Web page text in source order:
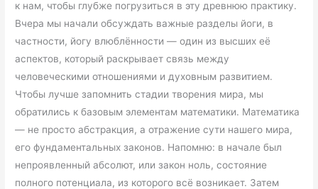
к нам, чтобы глубже погрузиться в эту древнюю практику.
Вчера мы начали обсуждать важные разделы йоги, в
частности, йогу влюблённости — один из высших её
аспектов, который раскрывает связь между
человеческими отношениями и духовным развитием.
Чтобы лучше запомнить стадии творения мира, мы
обратились к базовым элементам математики. Математика
— не просто абстракция, а отражение сути нашего мира,
его фундаментальных законов. Напомню: в начале был
непроявленный абсолют, или закон ноль, состояние
полного потенциала, из которого всё возникает. Затем